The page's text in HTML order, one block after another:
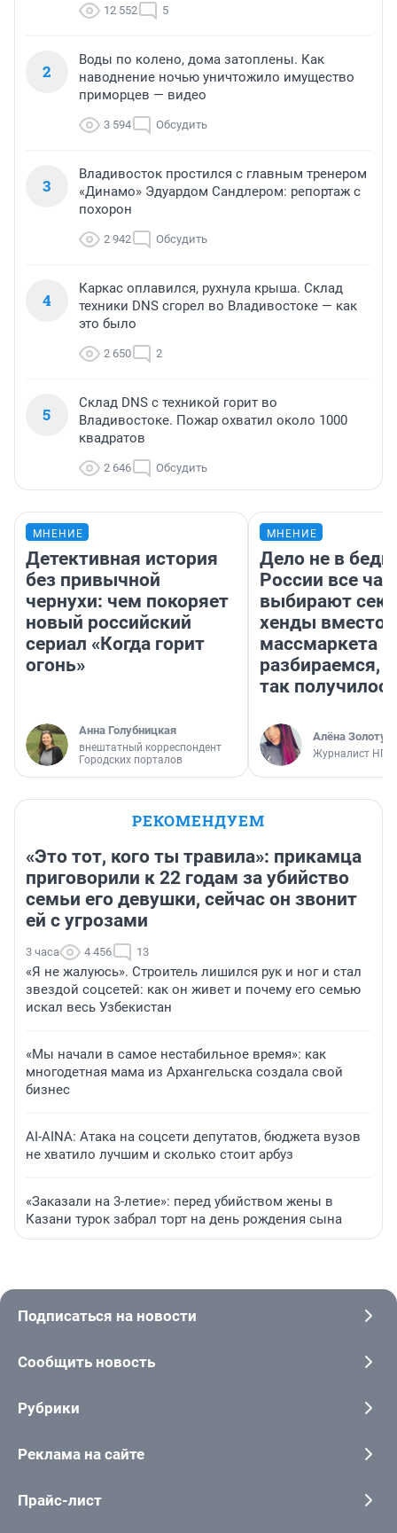
12 552 5
2
Воды по колено, дома затоплены. Как
наводнение ночью уничтожило имущество
приморцев — видео
3 594 Обсудить
3
Владивосток простился с главным тренером
«Динамо» Эдуардом Сандлером: репортаж с
похорон
2 942 Обсудить
4
Каркас оплавился, рухнула крыша. Склад
техники DNS сгорел во Владивостоке — как
это было
2 650 2
5
Склад DNS с техникой горит во
Владивостоке. Пожар охватил около 1000
квадратов
2 646 Обсудить
МНЕНИЕ
Детективная история
без привычной
чернухи: чем покоряет
новый российский
сериал «Когда горит
огонь»
Анна Голубницкая
внештатный корреспондент
Городских порталов
МНЕНИЕ
Дело не в
России все
выбирают
хенды вместо
массмаркета —
разбираемся,
так
Алёна
Журналист НГС
РЕКОМЕНДУЕМ
«Это тот, кого ты травила»: прикамца
приговорили к 22 годам за убийство
семьи его девушки, сейчас он звонит
ей с угрозами
3 часа 4 456 13
«Я не жалуюсь». Строитель лишился рук и ног и стал
звездой соцсетей: как он живет и почему его семью
искал весь Узбекистан
«Мы начали в самое нестабильное время»: как
многодетная мама из Архангельска создала свой
бизнес
AI-AINA: Атака на соцсети депутатов, бюджета вузов
не хватило лучшим и сколько стоит арбуз
«Заказали на 3-летие»: перед убийством жены в
Казани турок забрал торт на день рождения сына
Подписаться на новости
Сообщить новость
Рубрики
Реклама на сайте
Прайс-лист